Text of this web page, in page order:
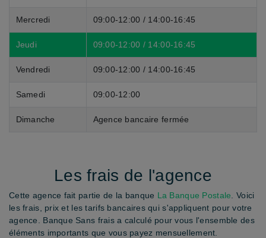
Mercredi 09:00-12:00 / 14:00-16:45
Jeudi 09:00-12:00 / 14:00-16:45
Vendredi 09:00-12:00 / 14:00-16:45
Samedi 09:00-12:00
Dimanche Agence bancaire fermée
Les frais de l'agence
Cette agence fait partie de la banque La Banque Postale . Voici
les frais, prix et les tarifs bancaires qui s'appliquent pour votre
agence. Banque Sans frais a calculé pour vous l'ensemble des
éléments importants que vous payez mensuellement.